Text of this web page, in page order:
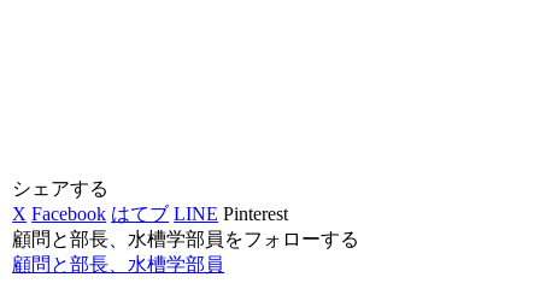
シェアする
X Facebook はてブ LINE Pinterest
顧問と部長、水槽学部員をフォローする
顧問と部長、水槽学部員